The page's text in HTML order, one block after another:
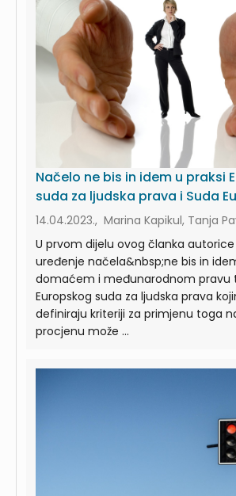
Načelo ne bis in idem u praksi
suda za ljudska prava i Suda
14.04.2023., Marina Kapikul, Tanja
U prvom dijelu ovog članka
uređenje načela&nbsp;ne bis in
domaćem i međunarodnom pravu
Europskog suda za ljudska prava
definiraju kriteriji za primjenu toga
procjenu može ...